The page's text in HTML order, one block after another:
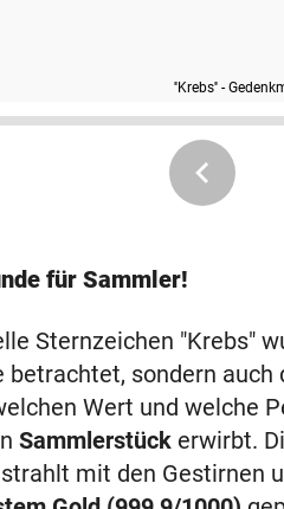
''Krebs'' -
für Sammler!
Sternzeichen "Krebs"
betrachtet, sondern
Wert und welche
Sammlerstück erwirbt.
mit den Gestirnen